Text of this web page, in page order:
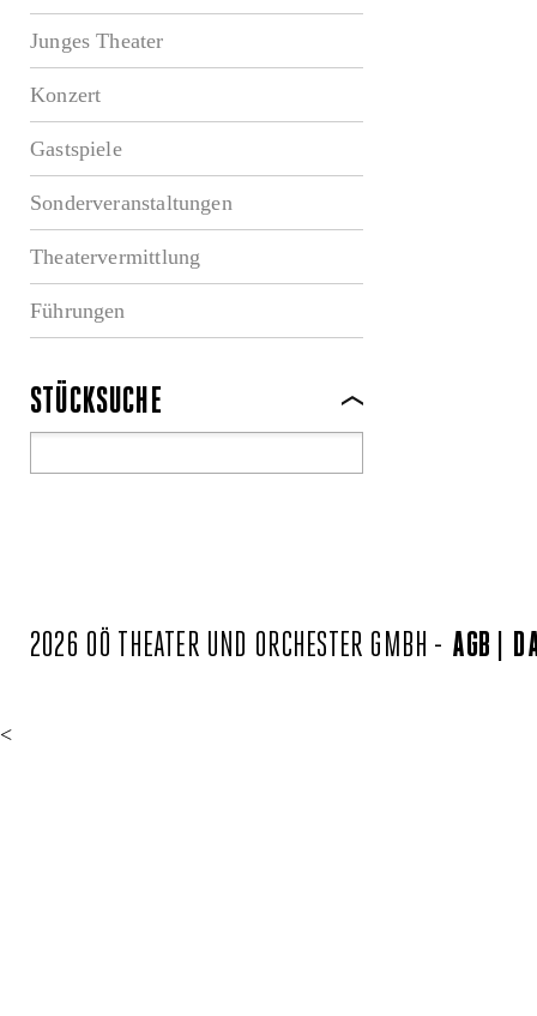
Junges Theater
Konzert
Gastspiele
Sonderveranstaltungen
Theatervermittlung
Führungen
STÜCKSUCHE
2026 OÖ THEATER UND ORCHESTER GMBH - AGB
<